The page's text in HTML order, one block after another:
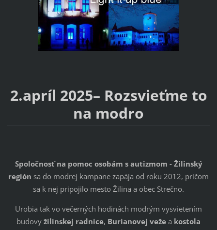
2.apríl 2025– Rozsvieťme to
na modro
Spoločnosť na pomoc osobám s autizmom - Žilinský
región sa do modrej kampane zapája od roku 2012, pričom
sa k nej pripojilo mesto Žilina a obec Strečno.
Urobia tak vo večerných hodinách modrým vysvietením
budovy žilinskej radnice, Burianovej veže a kostola